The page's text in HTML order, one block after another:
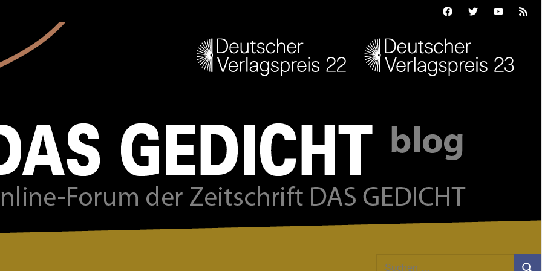
FacebookTwitterYoutubeFeed
Suchen